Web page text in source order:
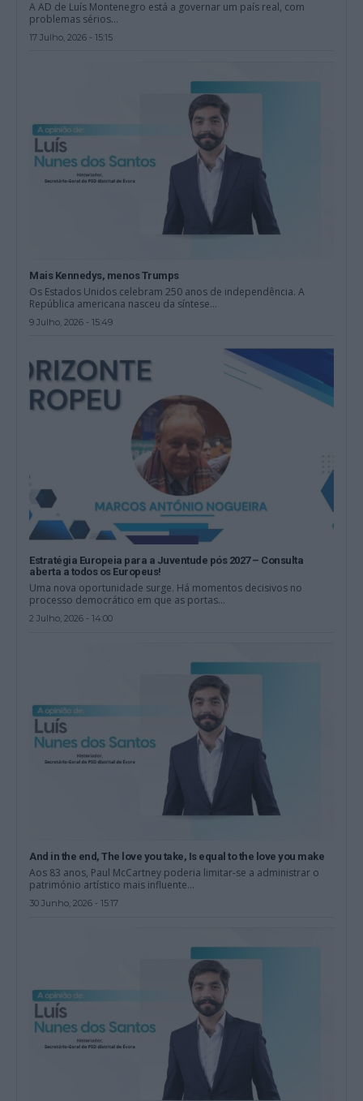
A AD de Luís Montenegro está a governar um país real, com
problemas sérios...
17 Julho, 2026 - 15:15
Mais Kennedys, menos Trumps
Os Estados Unidos celebram 250 anos de independência. A
República americana nasceu da síntese...
9 Julho, 2026 - 15:49
Estratégia Europeia para a Juventude pós 2027 – Consulta
aberta a todos os Europeus!
Uma nova oportunidade surge. Há momentos decisivos no
processo democrático em que as portas...
2 Julho, 2026 - 14:00
And in the end, The love you take, Is equal to the love you make
Aos 83 anos, Paul McCartney poderia limitar-se a administrar o
património artístico mais influente...
30 Junho, 2026 - 15:17